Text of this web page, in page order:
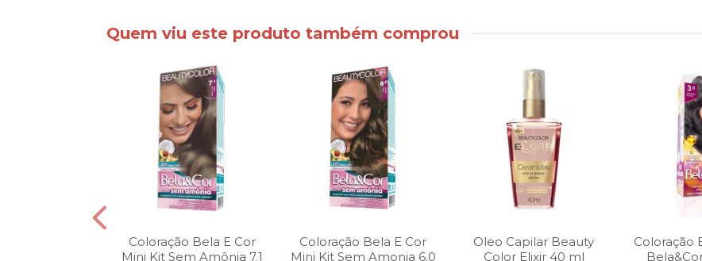
Quem viu este produto também comprou
Coloração Bela E Cor
Mini Kit Sem Amônia 7.1
Coloração Bela E Cor
Mini Kit Sem Amonia 6.0
Oleo Capilar Beauty
Color Elixir 40 ml
Coloração